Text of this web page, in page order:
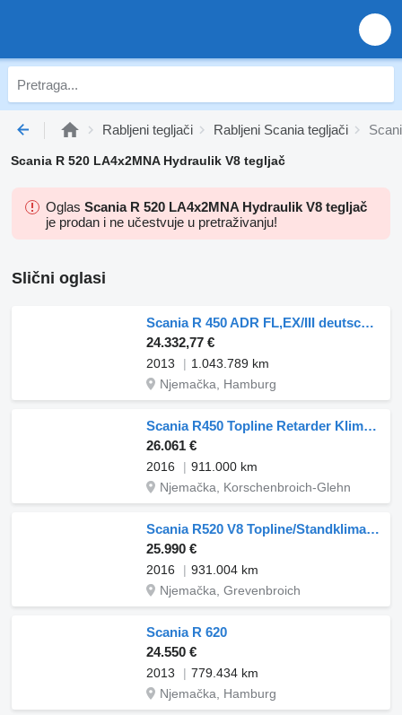
Rabljeni tegljači Rabljeni Scania tegljači
Scania R 520 LA4x2MNA Hydraulik V8 tegljač
Oglas Scania R 520 LA4x2MNA Hydraulik V8 tegljač
je prodan i ne učestvuje u pretraživanju!
Slični oglasi
Scania R 450 ADR FL,EX/III deutsches Fahrzeug TOP
24.332,77 €
2013
1.043.789 km
Njemačka, Hamburg
Scania R450 Topline Retarder Klima Euro 6
26.061 €
2016
911.000 km
Njemačka, Korschenbroich-Glehn
Scania R520 V8 Topline/Standklima/Retarder/Eu6
25.990 €
2016
931.004 km
Njemačka, Grevenbroich
Scania R 620
24.550 €
2013
779.434 km
Njemačka, Hamburg